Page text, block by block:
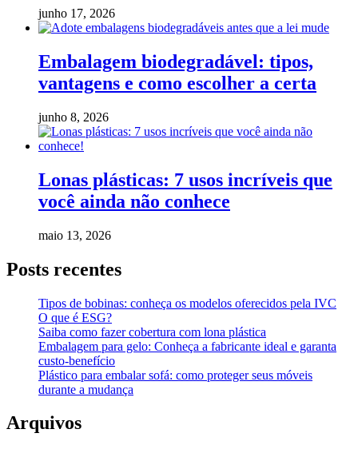
junho 17, 2026
Embalagem biodegradável: tipos,
vantagens e como escolher a certa
junho 8, 2026
Lonas plásticas: 7 usos incríveis que
você ainda não conhece
maio 13, 2026
Posts recentes
Tipos de bobinas: conheça os modelos oferecidos pela IVC
O que é ESG?
Saiba como fazer cobertura com lona plástica
Embalagem para gelo: Conheça a fabricante ideal e garanta
custo-benefício
Plástico para embalar sofá: como proteger seus móveis
durante a mudança
Arquivos